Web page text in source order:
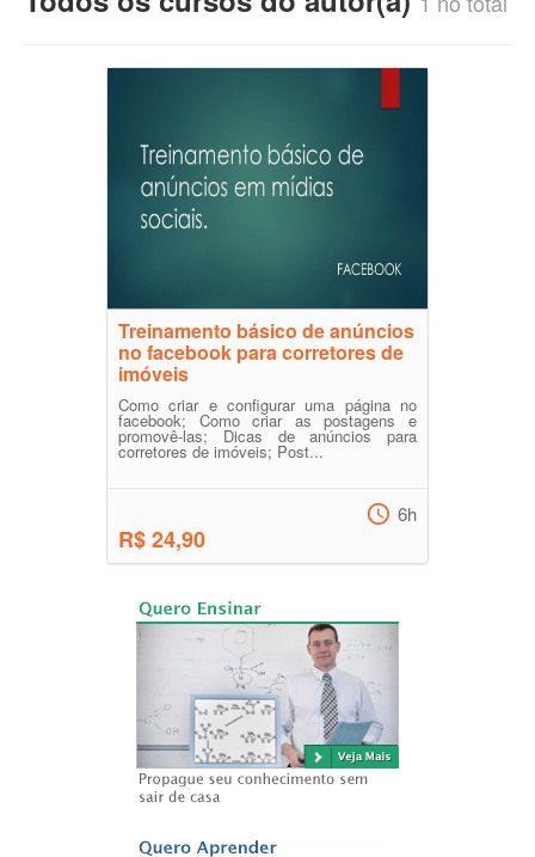
Treinamento básico de anúncios
no facebook para corretores de
imóveis
Como criar e configurar uma página no
facebook; Como criar as postagens e
promovê-las; Dicas de anúncios para
corretores de imóveis; Post...
R$ 24,90
6h